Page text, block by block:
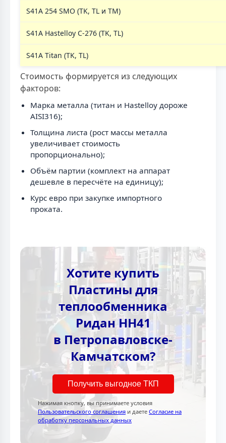
S41A 254 SMO (TK, TL и TM)
S41A Hastelloy C-276 (TK, TL)
S41A Titan (TK, TL)
Стоимость формируется из следующих
факторов:
Марка металла (титан и Hastelloy дороже
AISI316);
Толщина листа (рост массы металла
увеличивает стоимость
пропорционально);
Объём партии (комплект на аппарат
дешевле в пересчёте на единицу);
Курс евро при закупке импортного
проката.
Хотите купить
Пластины для
теплообменника
Ридан НН41
в Петропавловске-
Камчатском?
Получить выгодное ТКП
Нажимая кнопку, вы принимаете условия
Пользовательского соглашения и даете Согласие на
обработку персональных данных